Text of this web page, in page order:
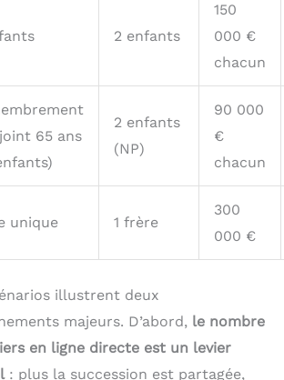
2 enfants
150
000 €
chacun
65 ans
2 enfants
(NP)
90 000
€
chacun
unique 1 frère
300
000 €
illustrent deux
majeurs. D’abord, le nombre
en ligne directe est un levier
: plus la succession est partagée,